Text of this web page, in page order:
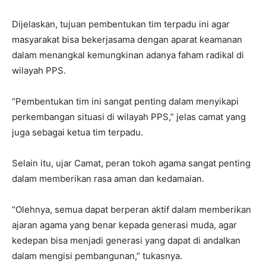
Dijelaskan, tujuan pembentukan tim terpadu ini agar
masyarakat bisa bekerjasama dengan aparat keamanan
dalam menangkal kemungkinan adanya faham radikal di
wilayah PPS.
“Pembentukan tim ini sangat penting dalam menyikapi
perkembangan situasi di wilayah PPS,” jelas camat yang
juga sebagai ketua tim terpadu.
Selain itu, ujar Camat, peran tokoh agama sangat penting
dalam memberikan rasa aman dan kedamaian.
“Olehnya, semua dapat berperan aktif dalam memberikan
ajaran agama yang benar kepada generasi muda, agar
kedepan bisa menjadi generasi yang dapat di andalkan
dalam mengisi pembangunan,” tukasnya.